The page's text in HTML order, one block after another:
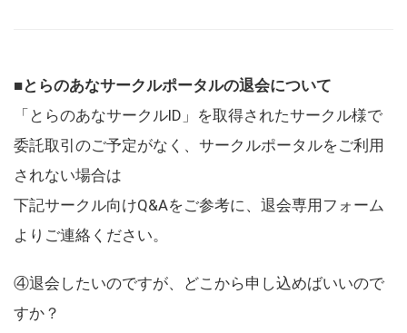
■とらのあなサークルポータルの退会について
「とらのあなサークルID」を取得されたサークル様で
委託取引のご予定がなく、サークルポータルをご利用
されない場合は
下記サークル向けQ&Aをご参考に、退会専用フォーム
よりご連絡ください。
④退会したいのですが、どこから申し込めばいいので
すか？